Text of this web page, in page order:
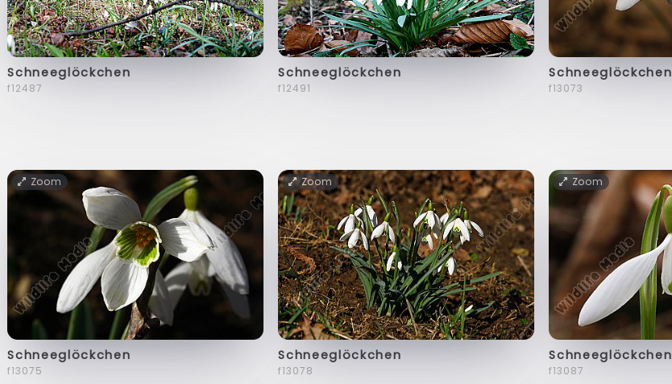
Schneeglöckchen
f12487
Schneeglöckchen
f12491
Schneeglöckchen
f13073
Zoom
Schneeglöckchen
f13075
Zoom
Schneeglöckchen
f13078
Zoom
Schneeglöckchen
f13087